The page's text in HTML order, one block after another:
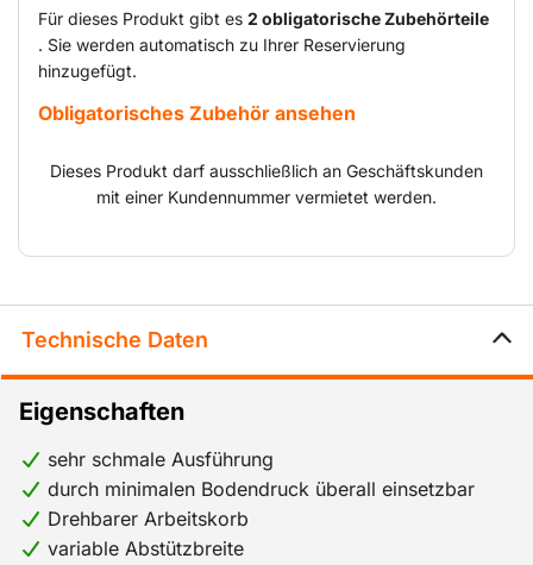
Raupen durch fast jede Türe und kann sowohl in
Industriehallen als auch im Freien eingesetzt werden.
Für dieses Produkt gibt es 2 obligatorische Zubehörteile
. Sie werden automatisch zu Ihrer Reservierung
hinzugefügt.
Obligatorisches Zubehör ansehen
Dieses Produkt darf ausschließlich an Geschäftskunden
mit einer Kundennummer vermietet werden.
Technische Daten
Eigenschaften
sehr schmale Ausführung
durch minimalen Bodendruck überall einsetzbar
Drehbarer Arbeitskorb
variable Abstützbreite